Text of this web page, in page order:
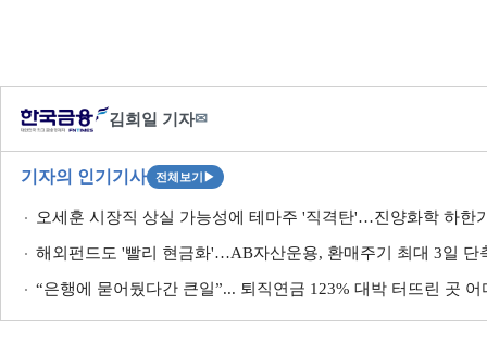
김희일 기자✉
기자의 인기기사 전체보기 ▶
오세훈 시장직 상실 가능성에 테마주 '직격탄'…진양화학 하한
해외펀드도 '빨리 현금화'…AB자산운용, 환매주기 최대 3일 단
“은행에 묻어뒀다간 큰일”... 퇴직연금 123% 대박 터뜨린 곳 어